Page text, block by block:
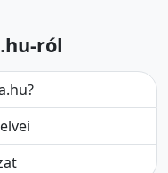
ról